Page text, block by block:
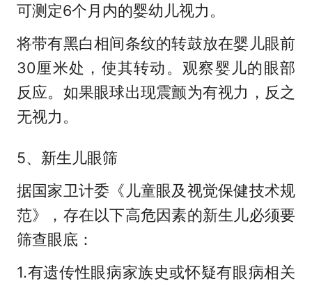
可测定6个月内的婴幼儿视力。
将带有黑白相间条纹的转鼓放在婴儿眼前
30厘米处，使其转动。观察婴儿的眼部
反应。如果眼球出现震颤为有视力，反之
无视力。
5、新生儿眼筛
据国家卫计委《儿童眼及视觉保健技术规
范》，存在以下高危因素的新生儿必须要
筛查眼底：
1.有遗传性眼病家族史或怀疑有眼病相关